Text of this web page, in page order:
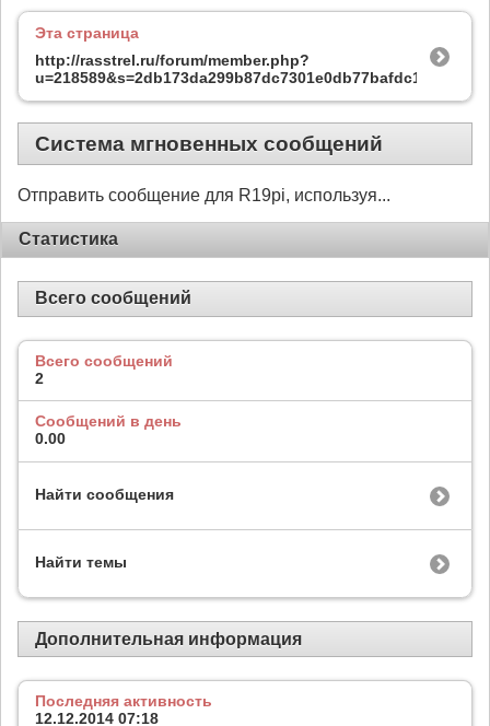
Эта страница
http://rasstrel.ru/forum/member.php?
u=218589&s=2db173da299b87dc7301e0db77bafdc1
Система мгновенных сообщений
Отправить сообщение для R19pi, используя...
Статистика
Всего сообщений
Всего сообщений
2
Сообщений в день
0.00
Найти сообщения
Найти темы
Дополнительная информация
Последняя активность
12.12.2014 07:18